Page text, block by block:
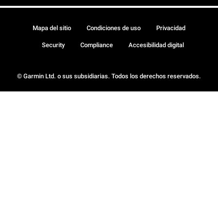
© Garmin Ltd. o sus subsidiarias. Todos los derechos reservados.
Mapa del sitio Condiciones de uso Privacidad
Security Compliance Accesibilidad digital